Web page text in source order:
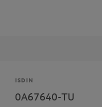
Marque
ISDIN
0A67640-TU